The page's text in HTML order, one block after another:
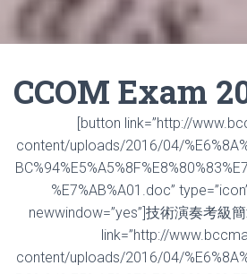
CCOM Exam
[button link=”http://
content/uploads/2016/04/
%E7%AB%A01.doc”
newwindow=”yes”]技術演奏考級
link=”http://
content/uploads/2016/04/